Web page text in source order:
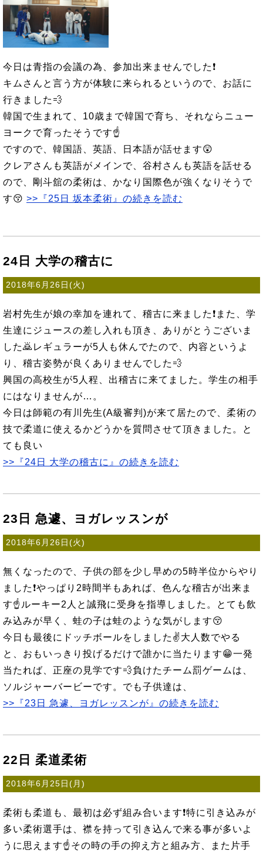
今日は青指の会議の為、参加出来ませんでした❗
キムさんと言う方が体験に来られるというので、お話に
行きました💨
韓国で生まれて、10歳まで韓国で育ち、それならニュー
ヨークで育ったそうです☝
ですので、韓国語、英語、日本語が話せます😲
クレアさんも英語がメインで、谷村さんも英語を話せる
ので、剛斗舘の柔術は、かなり国際色が強くなりそうで
す😚 >>『25日 坂本柔術』の続きを読む
24日 大学の稽古に
2018年6月26日(火)
岩村先生が娘の幸加を連れて、稽古に来ました❗また、学
生達にジュースの差し入れも頂き、ありがとうございま
した🙇レギュラーが5人も休んでたので、内容というよ
り、稽古姿勢が良くありませんでした💨
興国の高校生が5人程、出稽古に来てました。学生の相手
にはなりませんが…。
今日は師範の有川先生(A級審判)が来て居たので、柔術の
技で柔道に使えるかどうかを質問させて頂きました。と
ても良い
>>『24日 大学の稽古に』の続きを読む
23日 急遽、ヨガレッスンが
2018年6月26日(火)
無くなったので、子供の部を少し早めの5時半位からやり
ました❗やっぱり2時間半もあれば、色んな稽古が出来ま
す☝ルーキー2人と誠飛に受身を指導しました。とても飲
み込みが早く、蛙の子は蛙のような気がします😚
今日も最後にドッチボールをしました✌大人数でやる
と、おもいっきり投げるだけで誰かに当たります😁一発
当たれば、正座の見学です💨負けたチーム罰ゲームは、
ソルジャーバービーです。でも子供達は、
>>『23日 急遽、ヨガレッスンが』の続きを読む
22日 柔道柔術
2018年6月25日(月)
柔術も柔道も、最初は必ず組み合います❗特に引き込みが
多い柔術選手は、襟を持って引き込んで来る事が多いよ
うに思えます☝その時の手の抑え方と組み方、また片手